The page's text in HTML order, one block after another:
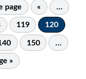
page « …
119 120
150 …
»